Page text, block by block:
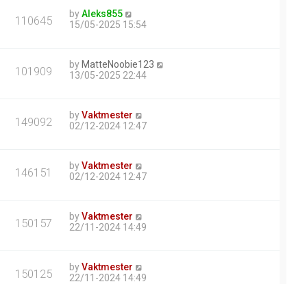
110645 byAleks855
15/05-2025 15:54
101909 by MatteNoobie123
13/05-2025 22:44
149092 byVaktmester
02/12-2024 12:47
146151 byVaktmester
02/12-2024 12:47
150157 byVaktmester
22/11-2024 14:49
150125 byVaktmester
22/11-2024 14:49